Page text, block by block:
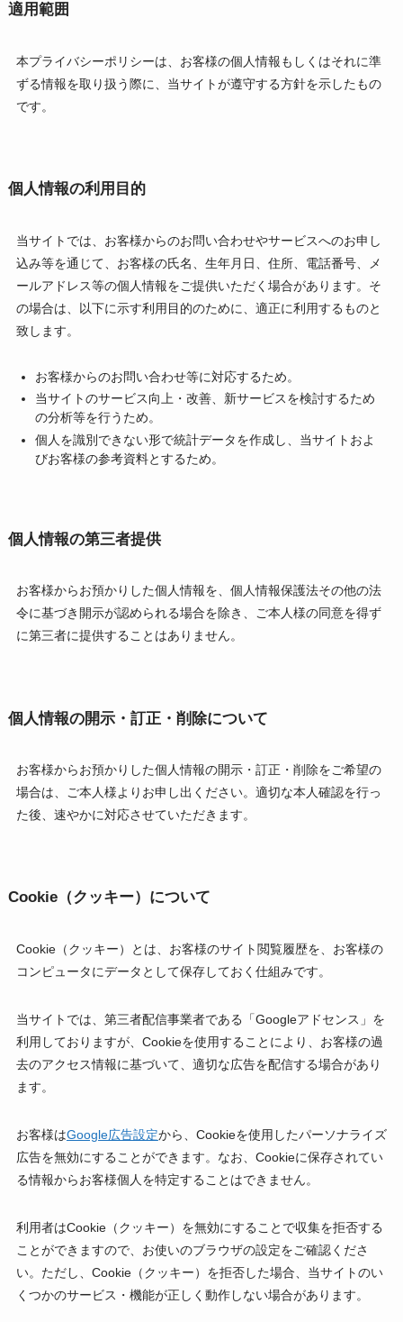
適用範囲
本プライバシーポリシーは、お客様の個人情報もしくはそれに準
ずる情報を取り扱う際に、当サイトが遵守する方針を示したもの
です。
個人情報の利用目的
当サイトでは、お客様からのお問い合わせやサービスへのお申し
込み等を通じて、お客様の氏名、生年月日、住所、電話番号、メ
ールアドレス等の個人情報をご提供いただく場合があります。そ
の場合は、以下に示す利用目的のために、適正に利用するものと
致します。
お客様からのお問い合わせ等に対応するため。
当サイトのサービス向上・改善、新サービスを検討するため
の分析等を行うため。
個人を識別できない形で統計データを作成し、当サイトおよ
びお客様の参考資料とするため。
個人情報の第三者提供
お客様からお預かりした個人情報を、個人情報保護法その他の法
令に基づき開示が認められる場合を除き、ご本人様の同意を得ず
に第三者に提供することはありません。
個人情報の開示・訂正・削除について
お客様からお預かりした個人情報の開示・訂正・削除をご希望の
場合は、ご本人様よりお申し出ください。適切な本人確認を行っ
た後、速やかに対応させていただきます。
Cookie（クッキー）について
Cookie（クッキー）とは、お客様のサイト閲覧履歴を、お客様の
コンピュータにデータとして保存しておく仕組みです。
当サイトでは、第三者配信事業者である「Googleアドセンス」を
利用しておりますが、Cookieを使用することにより、お客様の過
去のアクセス情報に基づいて、適切な広告を配信する場合があり
ます。
お客様はGoogle広告設定から、Cookieを使用したパーソナライズ
広告を無効にすることができます。なお、Cookieに保存されてい
る情報からお客様個人を特定することはできません。
利用者はCookie（クッキー）を無効にすることで収集を拒否する
ことができますので、お使いのブラウザの設定をご確認くださ
い。ただし、Cookie（クッキー）を拒否した場合、当サイトのい
くつかのサービス・機能が正しく動作しない場合があります。